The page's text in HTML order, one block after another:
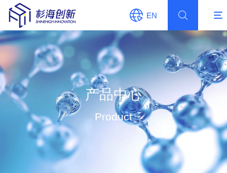
EN
产品中心
Product